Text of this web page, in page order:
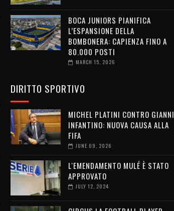
BOCA JUNIORS PIANIFICA
L’ESPANSIONE DELLA
BOMBONERA: CAPIENZA FINO A
80.000 POSTI
MARCH 15, 2026
DIRITTO SPORTIVO
MICHEL PLATINI CONTRO GIANNI
INFANTINO: NUOVA CAUSA ALLA
FIFA
JUNE 09, 2026
L'EMENDAMENTO MULÉ È STATO
APPROVATO
JULY 12, 2024